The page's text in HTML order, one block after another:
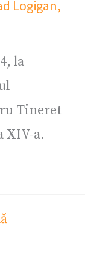
Logigan,
la
Tineret
XIV-a.